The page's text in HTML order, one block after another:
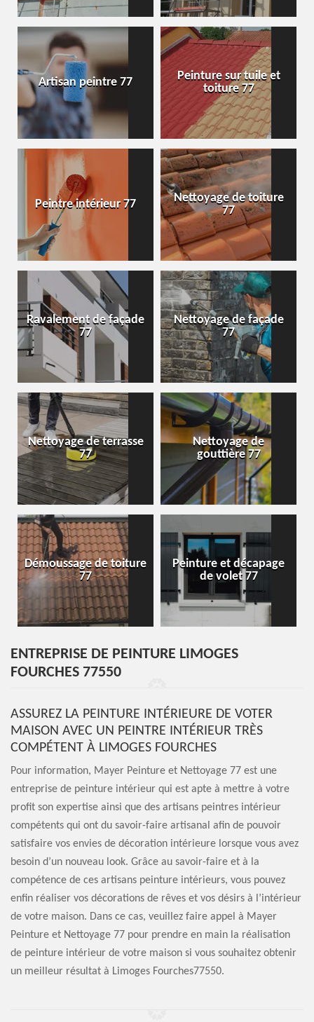
Artisan peintre 77
Peinture sur tuile et
toiture 77
Peintre intérieur 77
Nettoyage de toiture
77
Ravalement de façade
77
Nettoyage de façade
77
Nettoyage de terrasse
77
Nettoyage de
gouttière 77
Démoussage de toiture
77
Peinture et décapage
de volet 77
ENTREPRISE DE PEINTURE LIMOGES
FOURCHES 77550
ASSUREZ LA PEINTURE INTÉRIEURE DE VOTER
MAISON AVEC UN PEINTRE INTÉRIEUR TRÈS
COMPÉTENT À LIMOGES FOURCHES
Pour information, Mayer Peinture et Nettoyage 77 est une
entreprise de peinture intérieur qui est apte à mettre à votre
profit son expertise ainsi que des artisans peintres intérieur
compétents qui ont du savoir-faire artisanal afin de pouvoir
satisfaire vos envies de décoration intérieure lorsque vous avez
besoin d’un nouveau look. Grâce au savoir-faire et à la
compétence de ces artisans peinture intérieurs, vous pouvez
enfin réaliser vos décorations de rêves et vos désirs à l’intérieur
de votre maison. Dans ce cas, veuillez faire appel à Mayer
Peinture et Nettoyage 77 pour prendre en main la réalisation
de peinture intérieur de votre maison si vous souhaitez obtenir
un meilleur résultat à Limoges Fourches77550.